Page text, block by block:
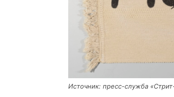
Источ­ник: пресс-служ­ба